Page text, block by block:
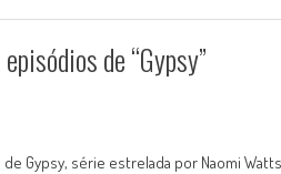
de “Gypsy”
Gypsy, série estrelada por Naomi